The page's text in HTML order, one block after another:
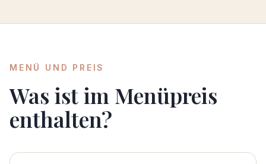
MENÜ UND PREIS
Was ist im Menüpreis
enthalten?